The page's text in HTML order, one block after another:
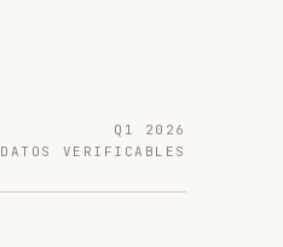
Q1 2026
DATOS VERIFICABLES